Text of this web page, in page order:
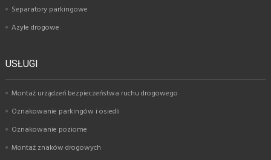
Separatory parkingowe
Azyle drogowe
USŁUGI
Montaż urządzeń bezpieczeństwa ruchu drogowego
Oznakowanie parkingów i osiedli
Oznakowanie poziome
Montaż znaków drogowych